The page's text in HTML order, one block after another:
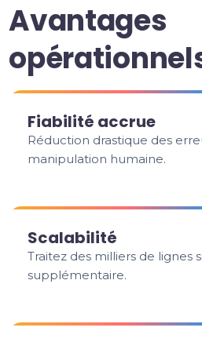
Avantages
Fiabilité accrue
Réduction drastique des
manipulation humaine.
Scalabilité
Traitez des milliers de lignes
supplémentaire.